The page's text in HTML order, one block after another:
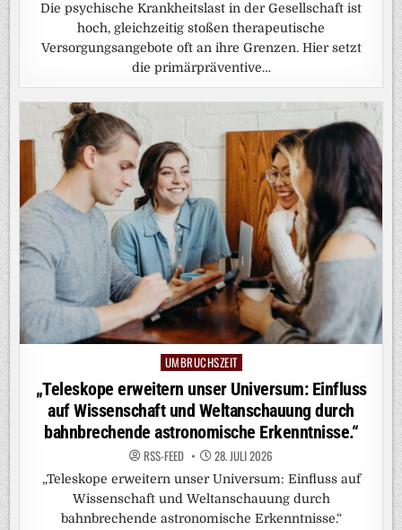
Die psychische Krankheitslast in der Gesellschaft ist
hoch, gleichzeitig stoßen therapeutische
Versorgungsangebote oft an ihre Grenzen. Hier setzt
die primärpräventive…
Posted
in
UMBRUCHSZEIT
„Teleskope erweitern unser Universum: Einfluss
auf Wissenschaft und Weltanschauung durch
bahnbrechende astronomische Erkenntnisse.“
RSS-FEED 28. JULI 2026
„Teleskope erweitern unser Universum: Einfluss auf
Wissenschaft und Weltanschauung durch
bahnbrechende astronomische Erkenntnisse.“